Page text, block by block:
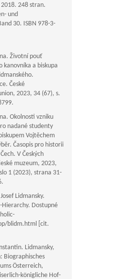
248 stran.
und
30. ISBN 978-3-
Životní pouť
kanovníka a biskupa
České
2023, 34 (67), s.
Okolnosti vzniku
nadané studenty
Vojtěchem
Časopis pro historii
V Českých
muzeum, 2023,
1 (2023), strana 31-
Lidmansky.
Dostupné
blidm.html [cit.
Lidmansky,
Biographisches
Österreich,
königliche Hof-